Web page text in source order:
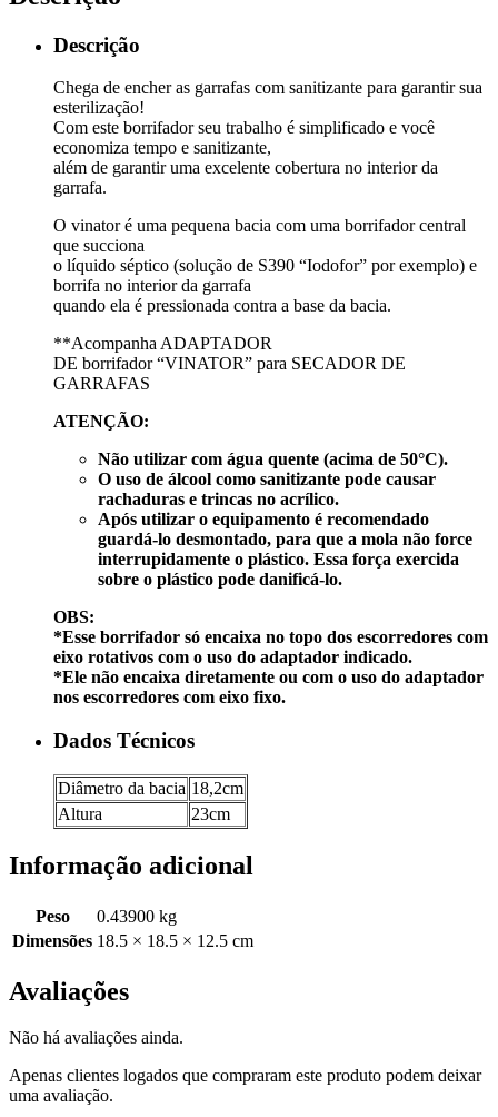
Descrição
Chega de encher as garrafas com sanitizante para garantir sua
esterilização!
Com este borrifador seu trabalho é simplificado e você
economiza tempo e sanitizante,
além de garantir uma excelente cobertura no interior da
garrafa.
O vinator é uma pequena bacia com uma borrifador central
que succiona
o líquido séptico (solução de S390 “Iodofor” por exemplo) e
borrifa no interior da garrafa
quando ela é pressionada contra a base da bacia.
**Acompanha ADAPTADOR
DE borrifador “VINATOR” para SECADOR DE
GARRAFAS
ATENÇÃO:
Não utilizar com água quente (acima de 50°C).
O uso de álcool como sanitizante pode causar
rachaduras e trincas no acrílico.
Após utilizar o equipamento é recomendado
guardá-lo desmontado, para que a mola não force
interrupidamente o plástico. Essa força exercida
sobre o plástico pode danificá-lo.
OBS:
*Esse borrifador só encaixa no topo dos escorredores com
eixo rotativos com o uso do adaptador indicado.
*Ele não encaixa diretamente ou com o uso do adaptador
nos escorredores com eixo fixo.
Dados Técnicos
Diâmetro da bacia 18,2cm
Altura
23cm
Informação adicional
Peso
0.43900 kg
Dimensões 18.5 × 18.5 × 12.5 cm
Avaliações
Não há avaliações ainda.
Apenas clientes logados que compraram este produto podem deixar
uma avaliação.